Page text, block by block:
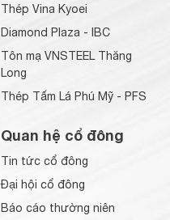
Thép Vina Kyoei
Diamond Plaza - IBC
Tôn mạ VNSTEEL Thăng
Long
Thép Tấm Lá Phú Mỹ - PFS
Quan hệ cổ đông
Tin tức cổ đông
Đại hội cổ đông
Báo cáo thường niên